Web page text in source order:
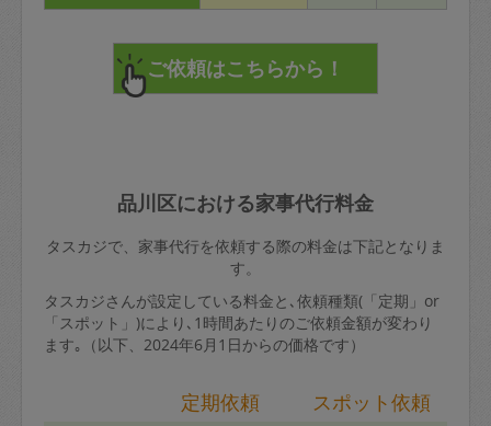
品川区における家事代行料金
タスカジで、家事代行を依頼する際の料金は下記となりま
す。
タスカジさんが設定している料金と､依頼種類(「定期」or
「スポット」)により､1時間あたりのご依頼金額が変わり
ます｡（以下、2024年6月1日からの価格です）
定期依頼 スポット依頼